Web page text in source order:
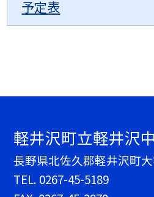
予定表
軽井沢町立軽井沢
長野県北佐久郡軽井沢町
TEL. 0267-45-5189